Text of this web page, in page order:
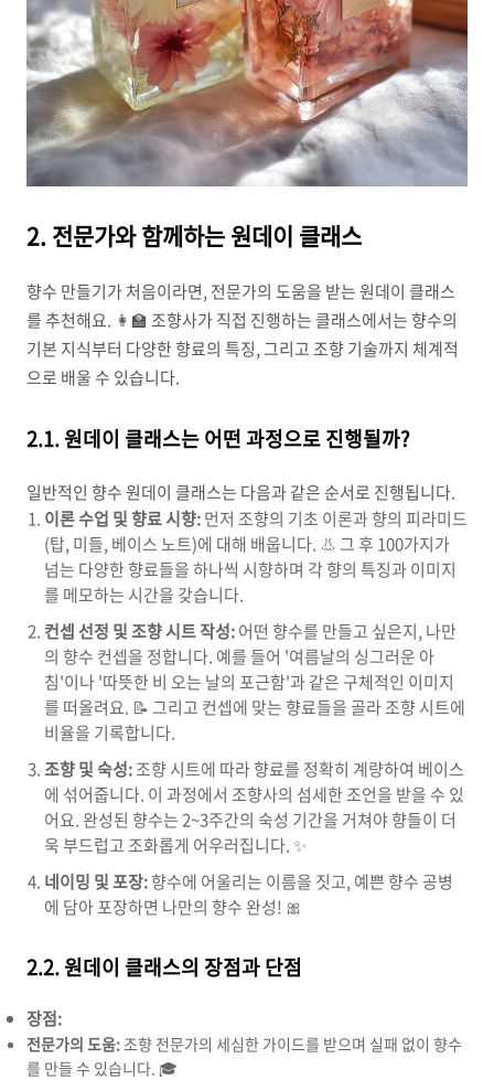
2. 전문가와 함께하는 원데이 클래스
향수 만들기가 처음이라면, 전문가의 도움을 받는 원데이 클래스
를 추천해요. 👩‍🏫 조향사가 직접 진행하는 클래스에서는 향수의
기본 지식부터 다양한 향료의 특징, 그리고 조향 기술까지 체계적
으로 배울 수 있습니다.
2.1. 원데이 클래스는 어떤 과정으로 진행될까?
일반적인 향수 원데이 클래스는 다음과 같은 순서로 진행됩니다.
이론 수업 및 향료 시향:먼저 조향의 기초 이론과 향의 피라미드
(탑, 미들, 베이스 노트)에 대해 배웁니다. 👃 그 후 100가지가
넘는 다양한 향료들을 하나씩 시향하며 각 향의 특징과 이미지
를 메모하는 시간을 갖습니다.
컨셉 선정 및 조향 시트 작성:어떤 향수를 만들고 싶은지, 나만
의 향수 컨셉을 정합니다. 예를 들어 '여름날의 싱그러운 아
침'이나 '따뜻한 비 오는 날의 포근함'과 같은 구체적인 이미지
를 떠올려요. 📝 그리고 컨셉에 맞는 향료들을 골라 조향 시트에
비율을 기록합니다.
조향 및 숙성:조향 시트에 따라 향료를 정확히 계량하여 베이스
에 섞어줍니다. 이 과정에서 조향사의 섬세한 조언을 받을 수 있
어요. 완성된 향수는 2~3주간의 숙성 기간을 거쳐야 향들이 더
욱 부드럽고 조화롭게 어우러집니다. ✨
네이밍 및 포장:향수에 어울리는 이름을 짓고, 예쁜 향수 공병
에 담아 포장하면 나만의 향수 완성! 🎀
2.2. 원데이 클래스의 장점과 단점
장점:
전문가의 도움:조향 전문가의 세심한 가이드를 받으며 실패 없이 향수
를 만들 수 있습니다. 🎓